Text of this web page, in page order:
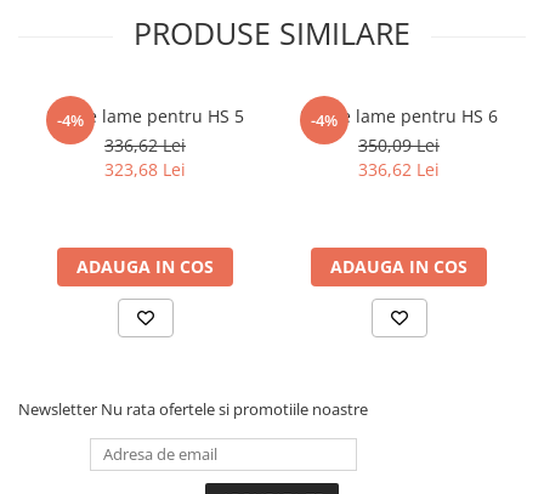
Masini de lustruit
Masini de rectificat plan
Masini de rectificat plan
Masini de rectificat rotund
Masini de satinat
Masini de slefuit cu banda
Masini de slefuit cu disc
Masini de slefuit cu mediu umed si
Masini de tesit
Masini universale de ascutit
PRODUSE SIMILARE
-4%
Set de lame pentru HS 5
336,62 Lei
323,68 Lei
ADAUGA IN COS
-4%
Set de lame pentru HS 6
350,09 Lei
336,62 Lei
ADAUGA IN COS
Newsletter Nu rata ofertele si promotiile noastre